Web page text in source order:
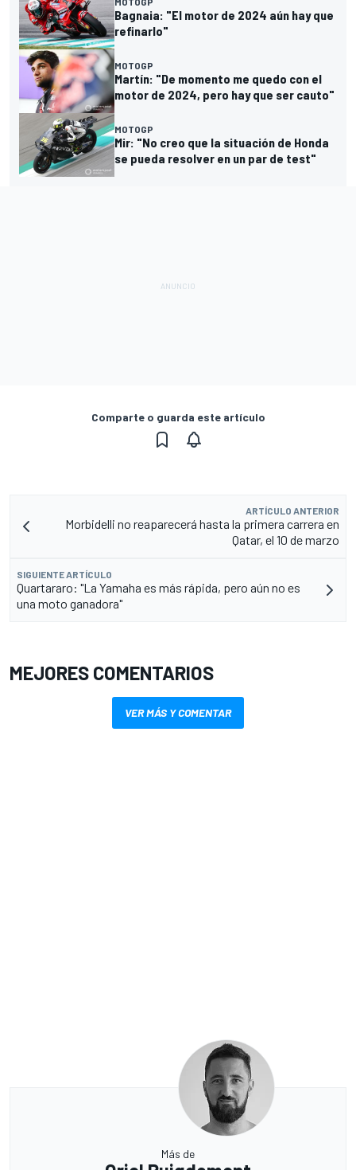
Bagnaia: "El motor de 2024 aún hay que
refinarlo"
MOTOGP
Martín: "De momento me quedo con el
motor de 2024, pero hay que ser cauto"
MOTOGP
Mir: "No creo que la situación de Honda
se pueda resolver en un par de test"
Comparte o guarda este artículo
ARTÍCULO ANTERIOR
Morbidelli no reaparecerá hasta la primera carrera en
Qatar, el 10 de marzo
SIGUIENTE ARTÍCULO
Quartararo: "La Yamaha es más rápida, pero aún no es
una moto ganadora"
MEJORES COMENTARIOS
VER MÁS Y COMENTAR
Más de